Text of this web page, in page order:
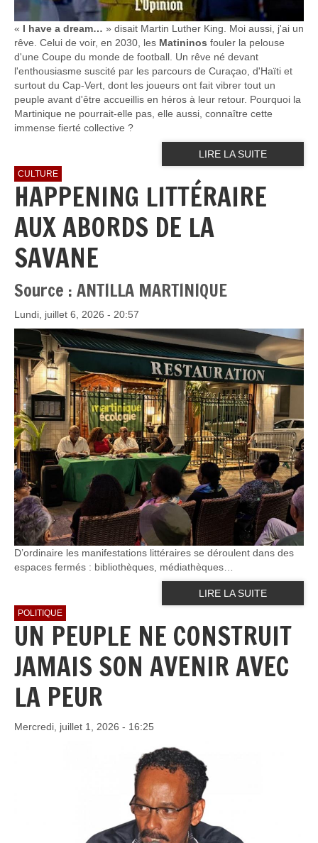
« I have a dream… » disait Martin Luther King. Moi aussi, j'ai un
rêve. Celui de voir, en 2030, les Matininos fouler la pelouse
d'une Coupe du monde de football. Un rêve né devant
l'enthousiasme suscité par les parcours de Curaçao, d'Haïti et
surtout du Cap-Vert, dont les joueurs ont fait vibrer tout un
peuple avant d'être accueillis en héros à leur retour. Pourquoi la
Martinique ne pourrait-elle pas, elle aussi, connaître cette
immense fierté collective ?
LIRE LA SUITE
CULTURE
HAPPENING LITTÉRAIRE
AUX ABORDS DE LA
SAVANE
Source : ANTILLA MARTINIQUE
Lundi, juillet 6, 2026 - 20:57
D’ordinaire les manifestations littéraires se déroulent dans des
espaces fermés : bibliothèques, médiathèques…
LIRE LA SUITE
POLITIQUE
UN PEUPLE NE CONSTRUIT
JAMAIS SON AVENIR AVEC
LA PEUR
Mercredi, juillet 1, 2026 - 16:25